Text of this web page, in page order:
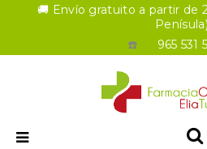
🚚 Envío gratuito a partir de
Penísula)
☎️
965 531